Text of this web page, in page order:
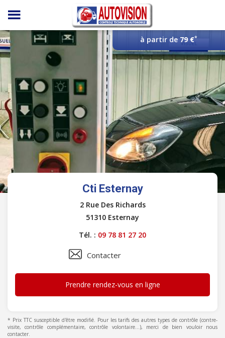
Panneau de gestion des cookies
à partir de 79 €*
Cti Esternay
2 Rue Des Richards
51310 Esternay
Tél. : 09 78 81 27 20
Contacter
Prendre rendez-vous en ligne
* Prix TTC susceptible d'être modifié. Pour les tarifs des autres types de contrôle (contre-
visite, contrôle complémentaire, contrôle volontaire...), merci de bien vouloir nous
contacter.